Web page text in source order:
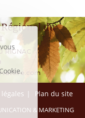
du
RIGNAC
Plan du site
& MARKETING